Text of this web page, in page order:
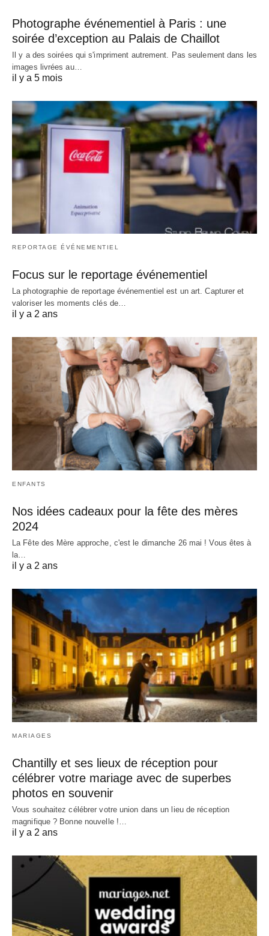
Photographe événementiel à Paris : une
soirée d’exception au Palais de Chaillot
Il y a des soirées qui s'impriment autrement. Pas seulement dans les
images livrées au…
il y a 5 mois
REPORTAGE ÉVÉNEMENTIEL
Focus sur le reportage événementiel
La photographie de reportage événementiel est un art. Capturer et
valoriser les moments clés de…
il y a 2 ans
ENFANTS
Nos idées cadeaux pour la fête des mères
2024
La Fête des Mère approche, c'est le dimanche 26 mai ! Vous êtes à
la…
il y a 2 ans
MARIAGES
Chantilly et ses lieux de réception pour
célébrer votre mariage avec de superbes
photos en souvenir
Vous souhaitez célébrer votre union dans un lieu de réception
magnifique ? Bonne nouvelle !…
il y a 2 ans